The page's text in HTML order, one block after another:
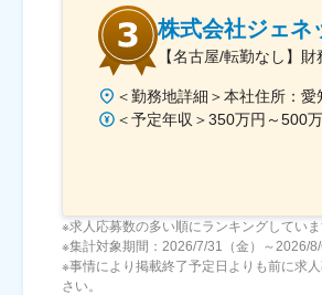
株式会社ジェネ
【名古屋/転勤なし】
※求人応募数の多い順にランキングしていま
※集計対象期間：2026/7/31（金）～2026/8/
※事情により掲載終了予定日よりも前に求
さい。